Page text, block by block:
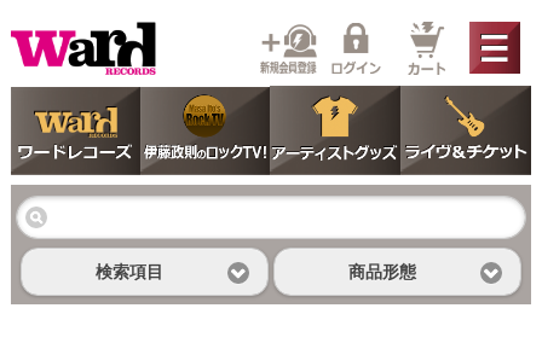
検索項目 商品形態